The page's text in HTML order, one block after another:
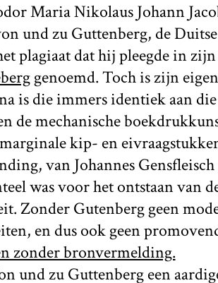
Maria Nikolaus Johann
und zu Guttenberg, de
plagiaat dat hij pleegde in
genoemd. Toch is zijn
is die immers identiek aan
de mechanische
kip- en
van Johannes
was voor het ontstaan van
Zonder Gutenberg geen
en dus ook geen
zonder bronvermelding.
und zu Guttenberg een